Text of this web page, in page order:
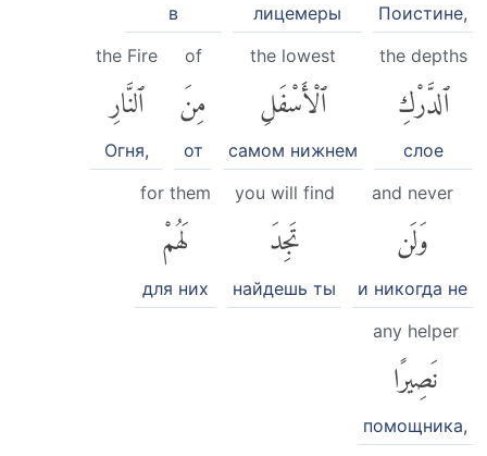
Поистине,
лицемеры
в
the depths
ٱلدَّرْكِ
слое
the lowest
ٱلْأَسْفَلِ
самом нижнем
of
مِنَ
от
the Fire
ٱلنَّارِ
Огня,
and never
وَلَن
и никогда не
you will find
تَجِدَ
найдешь ты
for them
لَهُمْ
для них
any helper
نَصِيرًا
помощника,